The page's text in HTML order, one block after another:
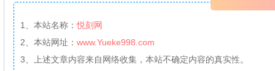
1、本站名称：悦刻网
2、本站网址： www.Yueke998.com
3、上述文章内容来自网络收集，本站不确定内容的真实性。